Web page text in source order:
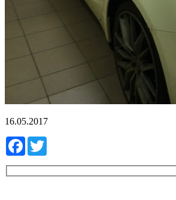
16.05.2017
Facebook